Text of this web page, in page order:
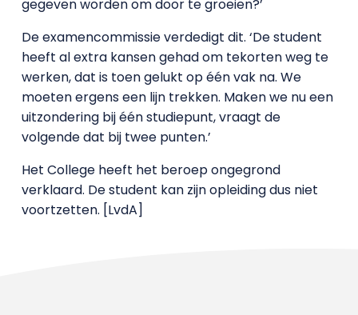
gegeven worden om door te groeien?’
De examencommissie verdedigt dit. ‘De student
heeft al extra kansen gehad om tekorten weg te
werken, dat is toen gelukt op één vak na. We
moeten ergens een lijn trekken. Maken we nu een
uitzondering bij één studiepunt, vraagt de
volgende dat bij twee punten.’
Het College heeft het beroep ongegrond
verklaard. De student kan zijn opleiding dus niet
voortzetten. [LvdA]